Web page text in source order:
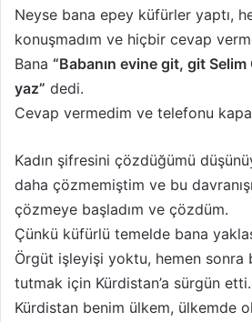
Neyse bana epey küfürler yaptı,
konuşmadım ve hiçbir cevap
Bana “Babanın evine git, git
yaz” dedi.
Cevap vermedim ve telefonu
Kadın şifresini çözdüğümü
daha çözmemiştim ve bu
çözmeye başladım ve çözdüm.
Çünkü küfürlü temelde bana
Örgüt işleyişi yoktu, hemen sonra
tutmak için Kürdistan’a sürgün etti.
Kürdistan benim ülkem, ülkemde